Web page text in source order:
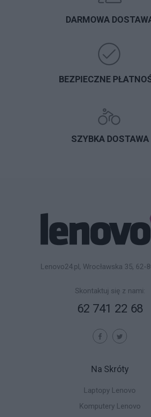
DARMOWA
BEZPIECZNE
SZYBKA DOSTAWA
Lenovo24.pl, Wrocławska 35, 62-
Skontaktuj się z nami:
62 741 22 68
Na Skróty
Laptopy Lenovo
Komputery Lenovo